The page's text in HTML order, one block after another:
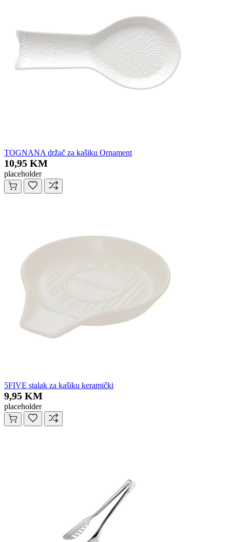
TOGNANA držač za kašiku Ornament
10,95 KM
placeholder
5FIVE stalak za kašiku keramički
9,95 KM
placeholder